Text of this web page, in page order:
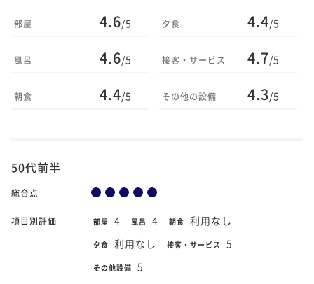
部屋 4.6/5
風呂 4.6/5
朝食 4.4/5
夕食 4.4/5
接客・サービス 4.7/5
その他の設備 4.3/5
50代前半
総合点
項目別評価 部屋 4 風呂 4 朝食 利用なし
夕食 利用なし 接客・サービス 5
その他設備 5